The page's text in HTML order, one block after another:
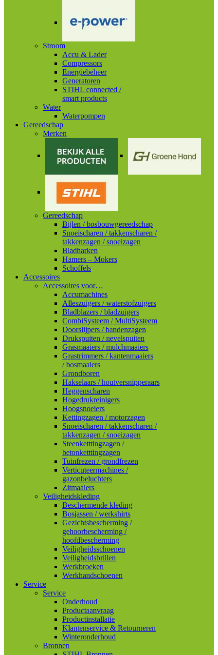
Stroom
Accu & Lader
Compressors
Energiebeheer
Generatoren
STIHL connected /
smart products
Water
Waterpompen
Gereedschap
Merken
Gereedschap
Bijlen / bosbouwgereedschap
Snoeischaren / takkenscharen /
takkenzagen / snoeizagen
Bladharken
Hamers – Mokers
Schoffels
Accessoires
Accessoires voor…
Accumachines
Alleszuigers / waterstofzuigers
Bladblazers / bladzuigers
CombiSysteem / MultiSysteem
Doorslijpers / bandenzagen
Drukspuiten / nevelspuiten
Grasmaaiers / mulchmaaiers
Grastrimmers / kantenmaaiers
/ bosmaaiers
Grondboren
Hakselaars / houtversnipperaars
Heggenscharen
Hogedrukreinigers
Hoogsnoeiers
Kettingzagen / motorzagen
Snoeischaren / takkenscharen /
takkenzagen / snoeizagen
Steenketttingzagen /
betonketttingzagen
Tuinfrezen / grondfrezen
Verticuteermachines /
gazonbeluchters
Zitmaaiers
Veiligheidskleding
Beschermende kleding
Bosjassen / werkshirts
Gezichtsbescherming /
gehoorbescherming /
hoofdbescherming
Veiligheidsschoenen
Veiligheidsbrillen
Werkbroeken
Werkhandschoenen
Service
Service
Onderhoud
Productaanvraag
Productinstallatie
Klantenservice & Retourneren
Winteronderhoud
Bronnen